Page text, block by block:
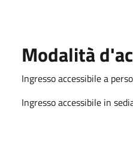
Modalità
Ingresso accessibile a
Ingresso accessibile in